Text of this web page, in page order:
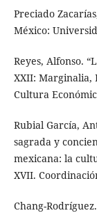
Preciado
México:
Reyes, Alfonso.
XXII: Marginalia,
Cultura
Rubial García,
sagrada y
mexicana: la
XVII.
Chang-